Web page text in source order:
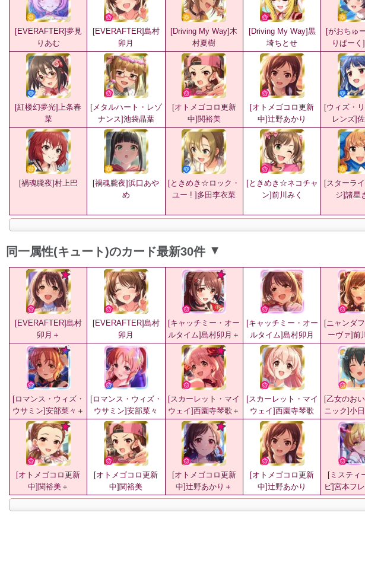
[EVERAFTER]夢見
りあむ
[EVERAFTER]島村
卯月
[Driving My Way]木
村夏樹
[Driving My Way]黒
埼ちとせ
[がおちゅ
りぱー
[紅楼幻夢光]上条春
菜
[メタルハート・レゾ
ナンス]池袋晶葉
[オトメゴコロ更新
中]関裕美
[オトメゴコロ更新
中]辻野あかり
[ウィズ・
レンズ]
[禍魂朧夜]村上巴
[禍魂朧夜]浜口あや
め
[ときめき☆ロック・
ユー ! ]多田李衣菜
[ときめき☆ネコチャ
ン]前川みく
[スターラ
ジ]諸星
同一属性(キュート)のカード最新30件 ▲
[EVERAFTER]島村
卯月＋
[EVERAFTER]島村
卯月
[キャッチミー・オー
ルタイム]島村卯月＋
[キャッチミー・オー
ルタイム]島村卯月
[ニャンダ
ーヴァ]前
[ロマンス・ウィズ・
ウサミン]安部菜々＋
[ロマンス・ウィズ・
ウサミン]安部菜々
[スカーレット・マイ
ウェイ]西園寺琴歌＋
[スカーレット・マイ
ウェイ]西園寺琴歌
[乙女のお
ニック]小
[オトメゴコロ更新
中]関裕美＋
[オトメゴコロ更新
中]関裕美
[オトメゴコロ更新
中]辻野あかり＋
[オトメゴコロ更新
中]辻野あかり
[ミスティ
ピ]宮本フ